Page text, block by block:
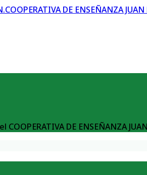
COOPERATIVA DE ENSEÑANZA
DE ENSEÑANZA JUAN